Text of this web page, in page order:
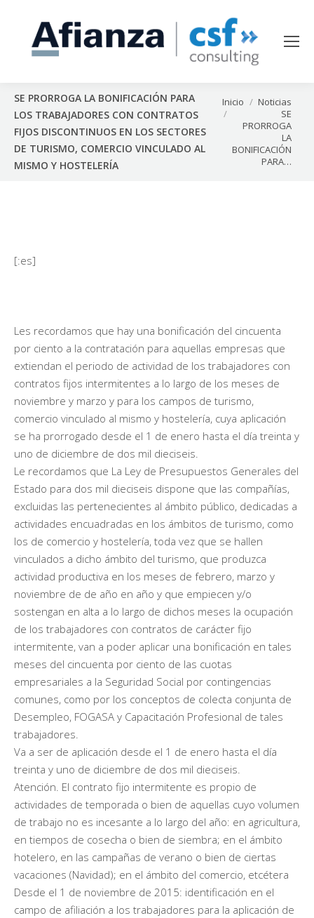
SE PRORROGA LA BONIFICACIÓN PARA
LOS TRABAJADORES CON CONTRATOS
FIJOS DISCONTINUOS EN LOS SECTORES
DE TURISMO, COMERCIO VINCULADO AL
MISMO Y HOSTELERÍA
Estás aquí:
Inicio
Noticias
SE
PRORROGA
LA
BONIFICACIÓN
PARA…
[:es]
Les recordamos que hay una bonificación del cincuenta
por ciento a la contratación para aquellas empresas que
extiendan el periodo de actividad de los trabajadores con
contratos fijos intermitentes a lo largo de los meses de
noviembre y marzo y para los campos de turismo,
comercio vinculado al mismo y hostelería, cuya aplicación
se ha prorrogado desde el 1 de enero hasta el día treinta y
uno de diciembre de dos mil dieciseis.
Le recordamos que La Ley de Presupuestos Generales del
Estado para dos mil dieciseis dispone que las compañías,
excluidas las pertenecientes al ámbito público, dedicadas a
actividades encuadradas en los ámbitos de turismo, como
los de comercio y hostelería, toda vez que se hallen
vinculados a dicho ámbito del turismo, que produzca
actividad productiva en los meses de febrero, marzo y
noviembre de de año en año y que empiecen y/o
sostengan en alta a lo largo de dichos meses la ocupación
de los trabajadores con contratos de carácter fijo
intermitente, van a poder aplicar una bonificación en tales
meses del cincuenta por ciento de las cuotas
empresariales a la Seguridad Social por contingencias
comunes, como por los conceptos de colecta conjunta de
Desempleo, FOGASA y Capacitación Profesional de tales
trabajadores.
Va a ser de aplicación desde el 1 de enero hasta el día
treinta y uno de diciembre de dos mil dieciseis.
Atención. El contrato fijo intermitente es propio de
actividades de temporada o bien de aquellas cuyo volumen
de trabajo no es incesante a lo largo del año: en agricultura,
en tiempos de cosecha o bien de siembra; en el ámbito
hotelero, en las campañas de verano o bien de ciertas
vacaciones (Navidad); en el ámbito del comercio, etcétera
Desde el 1 de noviembre de 2015: identificación en el
campo de afiliación a los trabajadores para la aplicación de